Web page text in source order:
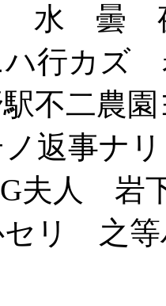
水 曇
ハ行カズ
不二農
ノ返事
夫人 岩
セリ 之等